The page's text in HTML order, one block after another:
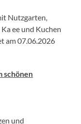
Nutzgarten,
ee und Kuchen
am 07.06.2026
schönen
und